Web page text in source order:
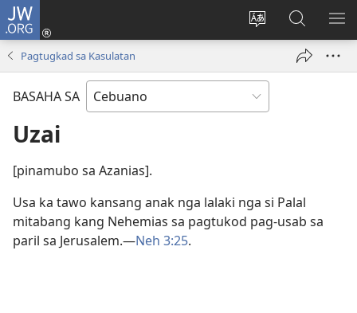
JW.ORG
Ilisi
pinulongan
sa
site
Log
ug
Pangitaa
sa
JW.ORG
Pagtugkad sa Kasulatan
BASAHA SA
Uzai
[pinamubo sa Azanias].
Usa ka tawo kansang anak nga lalaki nga si Palal
mitabang kang Nehemias sa pagtukod pag-usab sa
paril sa Jerusalem.​—Neh 3:25.